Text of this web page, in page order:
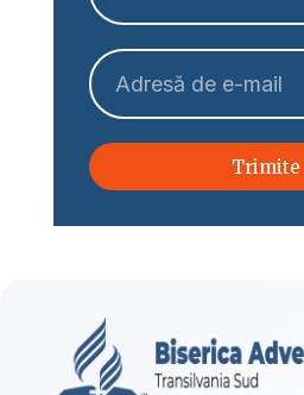
Trimite